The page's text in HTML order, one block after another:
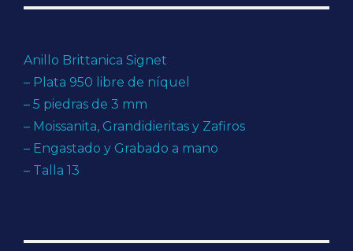
Anillo Brittanica Signet
– Plata 950 libre de níquel
– 5 piedras de 3 mm
– Moissanita, Grandidieritas y Zafiros
– Engastado y Grabado a mano
– Talla 13